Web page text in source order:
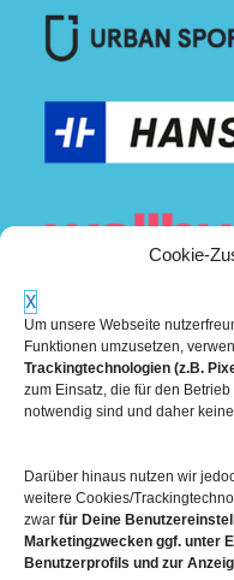
Cookie-
X
Um unsere Webseite
Funktionen umzusetzen,
Trackingtechnologien (z.B.
zum Einsatz, die für den
notwendig sind und daher
Darüber hinaus nutzen wir
weitere Cookies/
zwar für Deine
Marketingzwecken ggf. unter
Benutzerprofils und zur
Mehr über die
 Unsere Hallen im